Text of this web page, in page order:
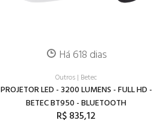
Há 618 dias
Outros | Betec
PROJETOR LED - 3200 LUMENS - FULL HD -
BETEC BT950 - BLUETOOTH
R$ 835,12